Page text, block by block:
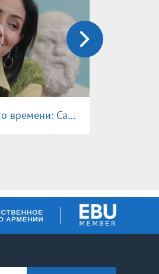
Герой нашего времени: Сабет Ованнисян